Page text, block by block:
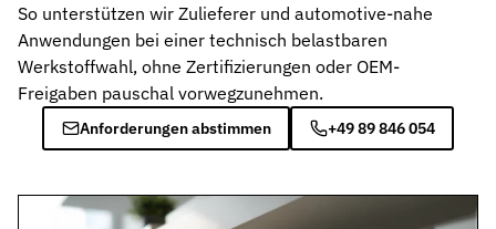
So unterstützen wir Zulieferer und automotive-nahe
Anwendungen bei einer technisch belastbaren
Werkstoffwahl, ohne Zertifizierungen oder OEM-
Freigaben pauschal vorwegzunehmen.
Anforderungen abstimmen +49 89 846 054